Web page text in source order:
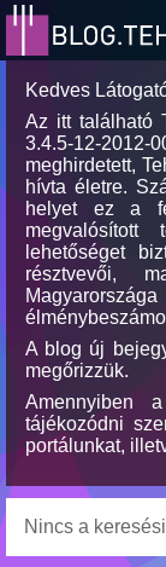
Kedves
Az itt található
3.4.5-12-
meghirdetett,
hívta életre.
helyet ez a
megvalósított
lehetőséget
résztvevői,
A blog új
megőrizzük.
Amennyiben
tájékozódni
portálunkat,
Nincs a